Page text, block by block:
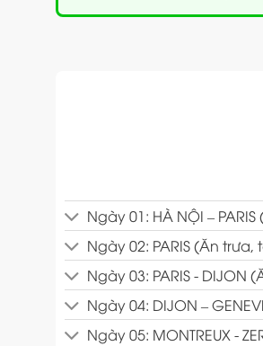
Ngày 01: HÀ NỘI –
Ngày 02: PARIS (Ăn trưa,
Ngày 03: PARIS - DIJON
Ngày 04: DIJON –
Ngày 05: MONTREUX -